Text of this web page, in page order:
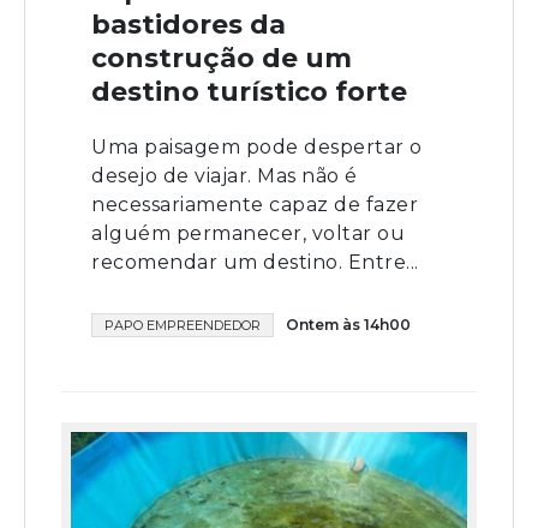
bastidores da
construção de um
destino turístico forte
Uma paisagem pode despertar o
desejo de viajar. Mas não é
necessariamente capaz de fazer
alguém permanecer, voltar ou
recomendar um destino. Entre...
PAPO EMPREENDEDOR Ontem às 14h00